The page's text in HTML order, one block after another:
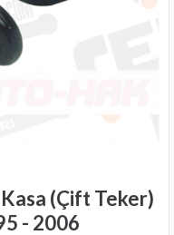
(Çift Teker)
- 2006